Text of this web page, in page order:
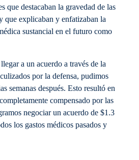
que destacaban la gravedad de las
que explicaban y enfatizaban la
sustancial en el futuro como
a un acuerdo a través de la
por la defensa, pudimos
semanas después. Esto resultó en
compensado por las
negociar un acuerdo de $1.3
los gastos médicos pasados y